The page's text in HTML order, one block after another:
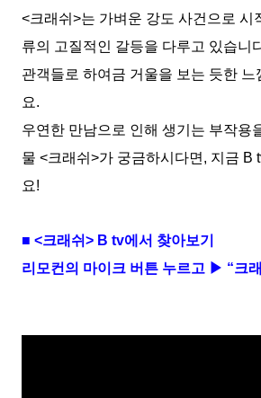
<크래쉬>는 가벼운 강도 사건으로 시
류의 고질적인 갈등을 다루고 있습니
관객들로 하여금 거울을 보는 듯한 느
요.
우연한 만남으로 인해 생기는 부작용
물 <크래쉬>가 궁금하시다면, 지금 B
요!
■ <크래쉬> B tv에서 찾아보기
리모컨의 마이크 버튼 누르고 ▶ “크